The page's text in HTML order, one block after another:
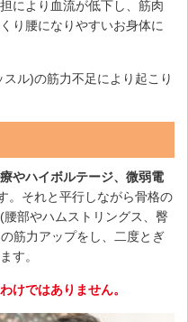
により血流が低下し、筋肉
り腰になりやすいお身体に
ル)の筋力不足により起こり
やハイボルテージ、微弱電
。それと平行しながら骨格の
部やハムストリングス、臀
筋力アップをし、二度とぎ
す。
けではありません。